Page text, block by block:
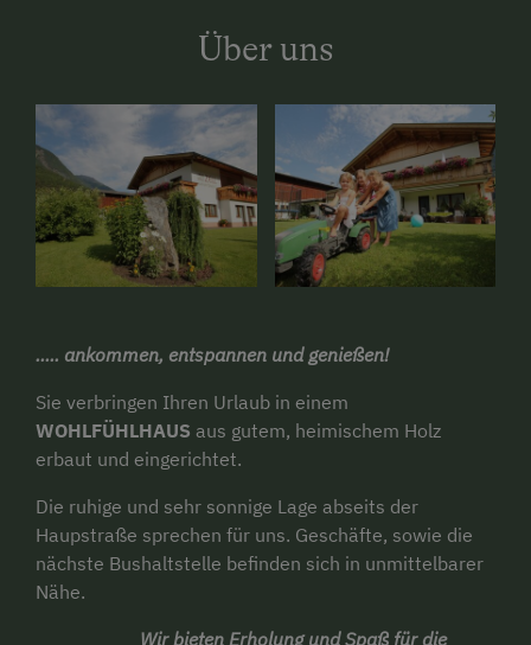
Über uns
..... ankommen, entspannen und genießen!
Sie verbringen Ihren Urlaub in einem
WOHLFÜHLHAUS aus gutem, heimischem Holz
erbaut und eingerichtet.
Die ruhige und sehr sonnige Lage abseits der
Haupstraße sprechen für uns. Geschäfte, sowie die
nächste Bushaltstelle befinden sich in unmittelbarer
Nähe.
Wir bieten Erholung und Spaß für die